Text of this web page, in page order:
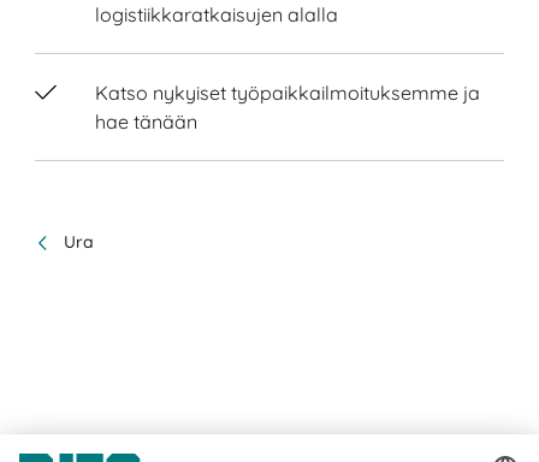
logistiikkaratkaisujen alalla
Katso nykyiset työpaikkailmoituksemme ja
hae tänään
Ura